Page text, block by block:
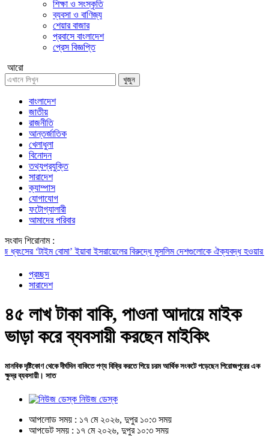
শিক্ষা ও সংস্কৃতি
ব্যবসা ও বাণিজ্য
শেয়ার বাজার
প্রবাসে বাংলাদেশ
প্রেস বিজ্ঞপ্তি
আরো
খুজুন
বাংলাদেশ
জাতীয়
রাজনীতি
আন্তর্জাতিক
খেলাধুলা
বিনোদন
তথ্যপ্রযুক্তি
সারাদেশ
ক্যাম্পাস
যোগাযোগ
ফটোগ্যালারী
আমাদের পরিবার
সংবাদ শিরোনাম :
‘টাইম বোমা’ ইয়াবাইসরায়েলের বিরুদ্ধে মুসলিম দেশগুলোকে ঐক্যবদ্ধ হওয়ার আহ্বান
প্রচ্ছদ
সারাদেশ
৪৫ লাখ টাকা বাকি, পাওনা আদায়ে মাইক
ভাড়া করে ব্যবসায়ী করছেন মাইকিং
মানবিক দৃষ্টিকোণ থেকে দীর্ঘদিন বাকিতে পণ্য বিক্রি করতে গিয়ে চরম আর্থিক সংকটে পড়েছেন পিরোজপুরের এক
ক্ষুদ্র ব্যবসায়ী। সাত
নিউজ ডেস্ক
আপলোড সময় : ১৭ মে ২০২৬, দুপুর ১০:৩ সময়
আপডেট সময় : ১৭ মে ২০২৬, দুপুর ১০:৩ সময়